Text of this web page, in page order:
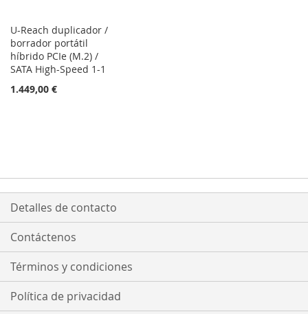
U-Reach duplicador /
borrador portátil
híbrido PCIe (M.2) /
SATA High-Speed 1-1
1.449,00 €
Detalles de contacto
Contáctenos
Términos y condiciones
Política de privacidad